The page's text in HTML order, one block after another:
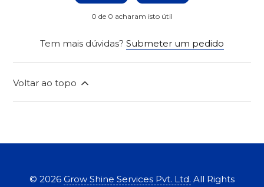
0 de 0 acharam isto útil
Tem mais dúvidas? Submeter um pedido
Voltar ao topo
© 2026 Grow Shine Services Pvt. Ltd. All Rights